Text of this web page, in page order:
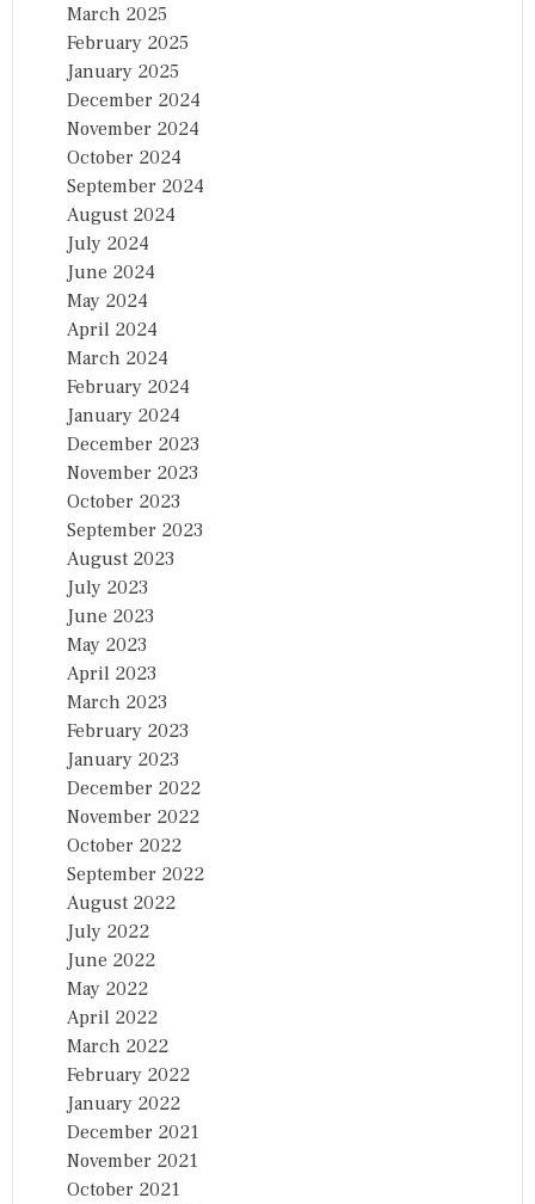
March 2025
February 2025
January 2025
December 2024
November 2024
October 2024
September 2024
August 2024
July 2024
June 2024
May 2024
April 2024
March 2024
February 2024
January 2024
December 2023
November 2023
October 2023
September 2023
August 2023
July 2023
June 2023
May 2023
April 2023
March 2023
February 2023
January 2023
December 2022
November 2022
October 2022
September 2022
August 2022
July 2022
June 2022
May 2022
April 2022
March 2022
February 2022
January 2022
December 2021
November 2021
October 2021